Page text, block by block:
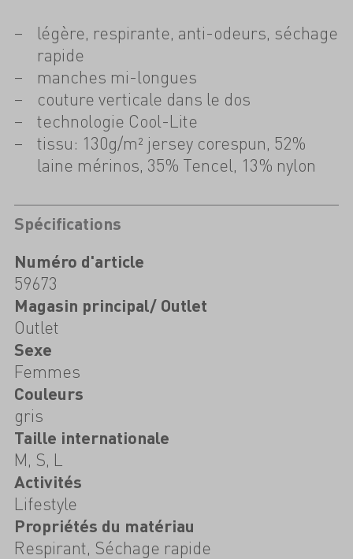
légère, respirante, anti-odeurs, séchage
rapide
manches mi-longues
couture verticale dans le dos
technologie Cool-Lite
tissu: 130g/m² jersey corespun, 52%
laine mérinos, 35% Tencel, 13% nylon
Spécifications
Numéro d'article
59673
Magasin principal/ Outlet
Outlet
Sexe
Femmes
Couleurs
gris
Taille internationale
M, S, L
Activités
Lifestyle
Propriétés du matériau
Respirant, Séchage rapide